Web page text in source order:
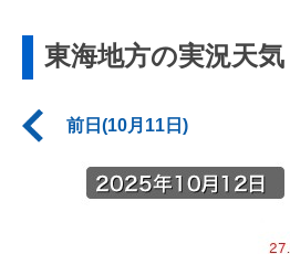
東海地方の実況天気
前日(10月11日)